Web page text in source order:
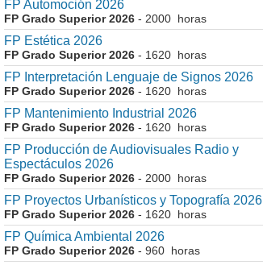
FP Automoción 2026
FP Grado Superior 2026 - 2000 horas
FP Estética 2026
FP Grado Superior 2026 - 1620 horas
FP Interpretación Lenguaje de Signos 2026
FP Grado Superior 2026 - 1620 horas
FP Mantenimiento Industrial 2026
FP Grado Superior 2026 - 1620 horas
FP Producción de Audiovisuales Radio y
Espectáculos 2026
FP Grado Superior 2026 - 2000 horas
FP Proyectos Urbanísticos y Topografía 2026
FP Grado Superior 2026 - 1620 horas
FP Química Ambiental 2026
FP Grado Superior 2026 - 960 horas